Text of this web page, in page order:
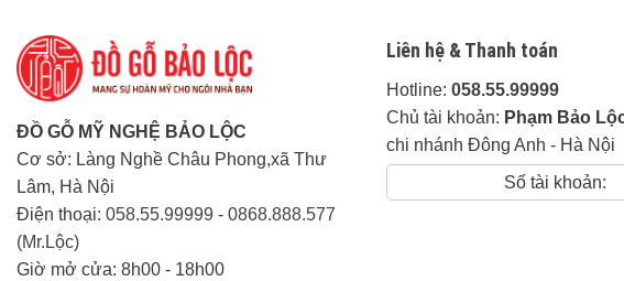
ĐỒ GỖ MỸ NGHỆ BẢO LỘC
Cơ sở: Làng Nghề Châu Phong,xã Thư
Lâm, Hà Nội
Điện thoại: 058.55.99999 - 0868.888.577
(Mr.Lộc)
Giờ mở cửa: 8h00 - 18h00
Liên hệ & Thanh toán
Hotline: 058.55.99999
Chủ tài khoản: Phạm Bảo
chi nhánh Đông Anh - Hà Nội
Số tài khoản: